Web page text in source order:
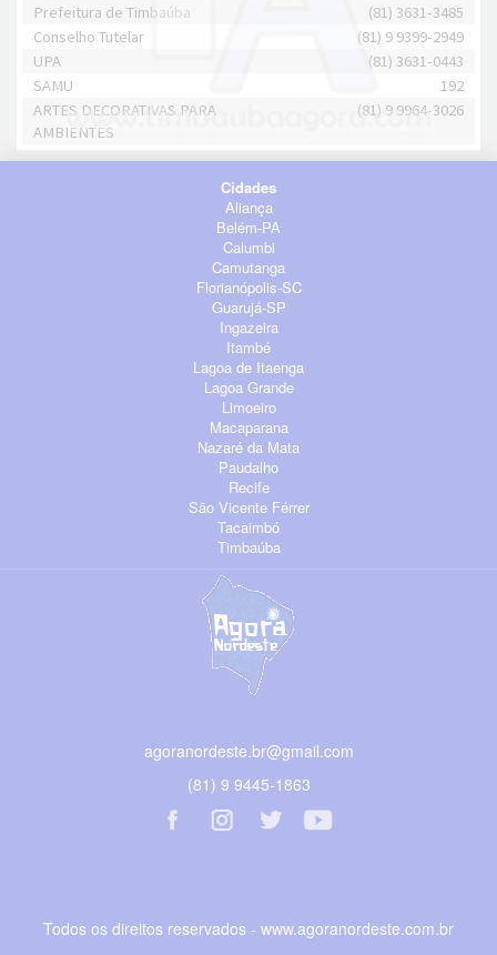
Prefeitura de Timbaúba
(81) 3631-3485
Conselho Tutelar
(81) 9 9399-2949
UPA
(81) 3631-0443
SAMU
192
ARTES DECORATIVAS PARA
AMBIENTES
(81) 9 9964-3026
Cidades
Aliança
Belém-PA
Calumbi
Camutanga
Florianópolis-SC
Guarujá-SP
Ingazeira
Itambé
Lagoa de Itaenga
Lagoa Grande
Limoeiro
Macaparana
Nazaré da Mata
Paudalho
Recife
São Vicente Férrer
Tacaimbó
Timbaúba
agoranordeste.br@gmail.com
(81) 9 9445-1863
Todos os direitos reservados - www.agoranordeste.com.br